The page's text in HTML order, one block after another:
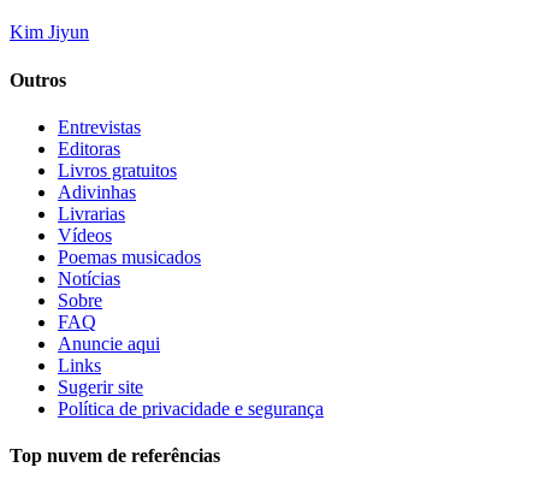
Kim Jiyun
Outros
Entrevistas
Editoras
Livros gratuitos
Adivinhas
Livrarias
Vídeos
Poemas musicados
Notícias
Sobre
FAQ
Anuncie aqui
Links
Sugerir site
Política de privacidade e segurança
Top nuvem de referências